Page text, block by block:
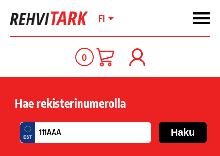
FI
0
Hae rekisterinumerolla